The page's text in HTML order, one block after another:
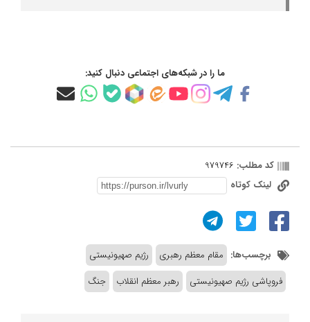
ما را در شبکه‌های اجتماعی دنبال کنید:
کد مطلب: 979746
لینک کوتاه
برچسب‌ها: مقام معظم رهبری
رژیم صهیونیستی
فروپاشی رژیم صهیونیستی
رهبر معظم انقلاب جنگ